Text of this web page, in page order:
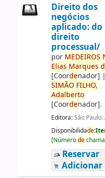
Direito dos
negócios
aplicado: do
direito
processual/
por MEDEIROS
Elias Marques
[Coordenador] |
SIMÃO FILHO,
Adalberto
[Coordenador].
Editora:São Paulo:
Disponibilidade:
[Númerode
Reservar
Adicionar